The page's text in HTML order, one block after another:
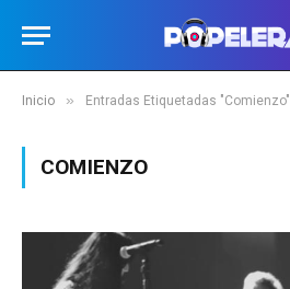
Inicio » Entradas Etiquetadas "Comienzo"
COMIENZO